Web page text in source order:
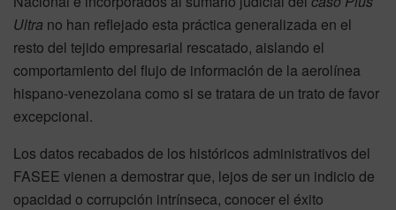
Ultra no han reflejado esta práctica generalizada en el
resto del tejido empresarial rescatado, aislando el
comportamiento del flujo de información de la aerolínea
hispano-venezolana como si se tratara de un trato de favor
excepcional.
Los datos recabados de los históricos administrativos del
FASEE vienen a demostrar que, lejos de ser un indicio de
opacidad o corrupción intrínseca, conocer el éxito